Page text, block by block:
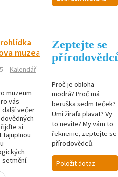
muzea
Kalendář
muzeum
vás
další večer
si
tajuplnou
Zeptejte se
Proč je obloha
modrá? Proč má
beruška sedm teček?
Umí žirafa plavat? Vy
to nevíte? My vám to
řekneme, zeptejte se
přírodovědců.
Položit dotaz